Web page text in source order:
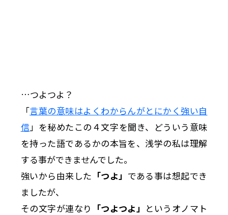
…つよつよ？
「言葉の意味はよくわからんがとにかく強い自
信」を秘めたこの４文字を聞き、どういう意味
を持った語であるかの本旨を、浅学の私は理解
する事ができませんでした。
強いから由来した 「つよ」 である事は想起でき
ましたが、
その文字が連なり 「つよつよ」 というオノマト